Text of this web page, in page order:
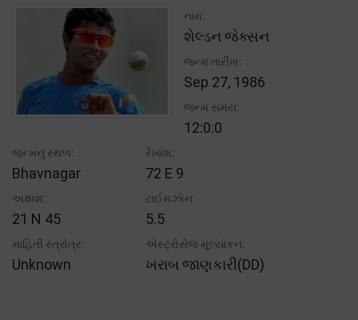
નામ:
શેલ્ડન જેક્સન
જન્મ તારીખ:
Sep 27, 1986
જન્મ સમય:
12:0:0
જન્મનું સ્થળ:
Bhavnagar
રેખાંશ:
72 E 9
અક્ષાંશ:
21 N 45
ટાઈમઝોન:
5.5
માહિતી સ્ત્રોત્ર:
Unknown
એસ્ટ્રોસેજ મૂલ્યાંકન:
ખરાબ જાણકારી(DD)